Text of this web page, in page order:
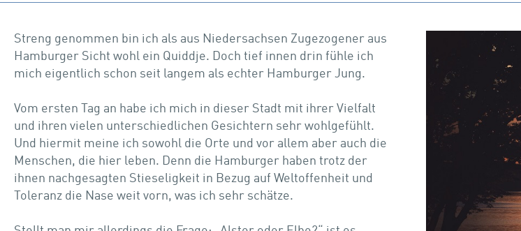
Streng genommen bin ich als aus Niedersachsen Zugezogener aus
Hamburger Sicht wohl ein Quiddje. Doch tief innen drin fühle ich
mich eigentlich schon seit langem als echter Hamburger Jung.
Vom ersten Tag an habe ich mich in dieser Stadt mit ihrer Vielfalt
und ihren vielen unterschiedlichen Gesichtern sehr wohlgefühlt.
Und hiermit meine ich sowohl die Orte und vor allem aber auch die
Menschen, die hier leben. Denn die Hamburger haben trotz der
ihnen nachgesagten Stieseligkeit in Bezug auf Weltoffenheit und
Toleranz die Nase weit vorn, was ich sehr schätze.